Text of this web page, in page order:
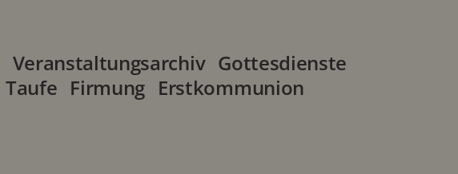
Veranstaltungsarchiv Gottesdienste
Taufe Firmung Erstkommunion